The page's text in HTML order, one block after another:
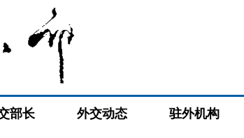
部长 外交动态 驻外机构